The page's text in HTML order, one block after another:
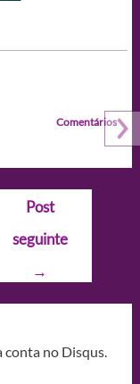
Comentários
Post
seguinte
→
conta no Disqus.